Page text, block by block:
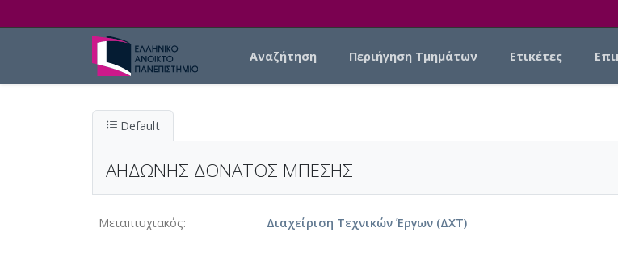
Αναζήτηση Περιήγηση Τμημάτων Ετικέτες
Default
ΑΗΔΩΝΗΣ ΔΟΝΑΤΟΣ ΜΠΕΣΗΣ
Μεταπτυχιακός Διαχείριση Τεχνικών Έργων (ΔΧΤ)